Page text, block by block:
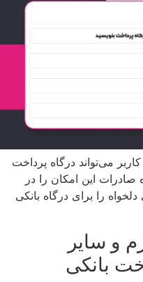
می‌تواند درگاه پرداخت
صادرات این امکان را در
دلخواه را برای درگاه بانکی
و سایر
بانکی